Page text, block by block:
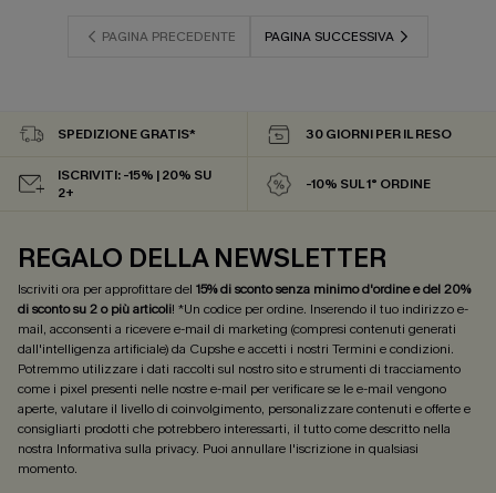
PAGINA PRECEDENTE PAGINA SUCCESSIVA
SPEDIZIONE GRATIS* 30 GIORNI PER IL RESO
ISCRIVITI: -15% | 20% SU
2+
-10% SUL 1° ORDINE
REGALO DELLA NEWSLETTER
Iscriviti ora per approfittare del 15% di sconto senza minimo d'ordine e del 20%
di sconto su 2 o più articoli! *Un codice per ordine. Inserendo il tuo indirizzo e-
mail, acconsenti a ricevere e-mail di marketing (compresi contenuti generati
dall'intelligenza artificiale) da Cupshe e accetti i nostri Termini e condizioni.
Potremmo utilizzare i dati raccolti sul nostro sito e strumenti di tracciamento
come i pixel presenti nelle nostre e-mail per verificare se le e-mail vengono
aperte, valutare il livello di coinvolgimento, personalizzare contenuti e offerte e
consigliarti prodotti che potrebbero interessarti, il tutto come descritto nella
nostra Informativa sulla privacy. Puoi annullare l'iscrizione in qualsiasi
momento.